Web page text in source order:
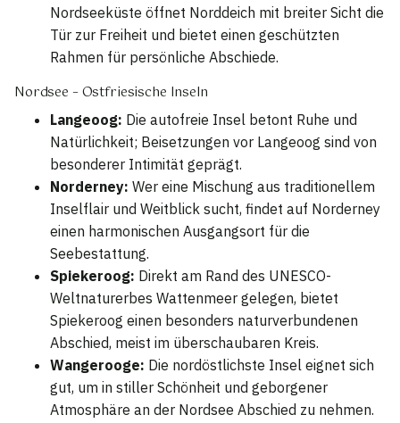
Nordseeküste öffnet Norddeich mit breiter Sicht die
Tür zur Freiheit und bietet einen geschützten
Rahmen für persönliche Abschiede.
Nordsee – Ostfriesische Inseln
Langeoog: Die autofreie Insel betont Ruhe und
Natürlichkeit; Beisetzungen vor Langeoog sind von
besonderer Intimität geprägt.
Norderney: Wer eine Mischung aus traditionellem
Inselflair und Weitblick sucht, findet auf Norderney
einen harmonischen Ausgangsort für die
Seebestattung.
Spiekeroog: Direkt am Rand des UNESCO-
Weltnaturerbes Wattenmeer gelegen, bietet
Spiekeroog einen besonders naturverbundenen
Abschied, meist im überschaubaren Kreis.
Wangerooge: Die nordöstlichste Insel eignet sich
gut, um in stiller Schönheit und geborgener
Atmosphäre an der Nordsee Abschied zu nehmen.